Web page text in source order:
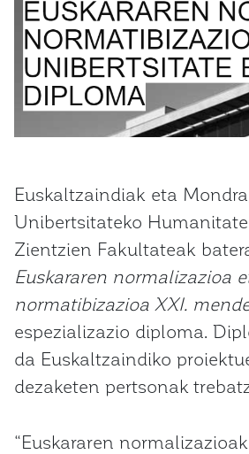
Euskaltzaindiak eta
Unibertsitateko
Zientzien Fakultateak
Euskararen normalizazioa
normatibizazioa XXI.
espezializazio diploma.
da Euskaltzaindiko
dezaketen pertsonak
“Euskararen